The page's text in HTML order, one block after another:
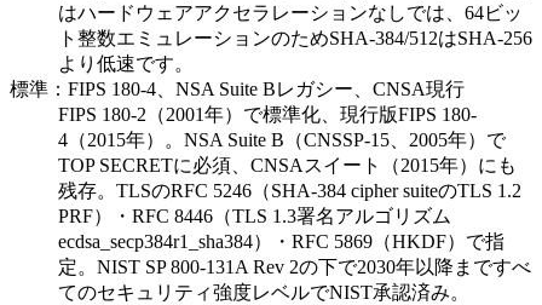
はハードウェアアクセラレーションなしでは、64ビッ
ト整数エミュレーションのためSHA-384/512はSHA-256
より低速です。
標準：FIPS 180-4、NSA Suite Bレガシー、CNSA現行
FIPS 180-2（2001年）で標準化、現行版FIPS 180-
4（2015年）。NSA Suite B（CNSSP-15、2005年）で
TOP SECRETに必須、CNSAスイート（2015年）にも
残存。TLSのRFC 5246（SHA-384 cipher suiteのTLS 1.2
PRF）・RFC 8446（TLS 1.3署名アルゴリズム
ecdsa_secp384r1_sha384）・RFC 5869（HKDF）で指
定。NIST SP 800-131A Rev 2の下で2030年以降まですべ
てのセキュリティ強度レベルでNIST承認済み。